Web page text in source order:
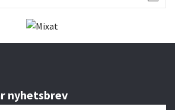
nyhetsbrev